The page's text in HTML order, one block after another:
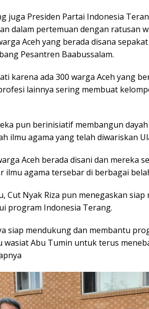
juga Presiden Partai Indonesia
dalam pertemuan dengan ratusan
Aceh yang berada disana
Pesantren Baabussalam.
karena ada 300 warga Aceh yang
lainnya sering membuat
pun berinisiatif membangun
ilmu agama yang telah diwariskan
Aceh berada disani dan mereka
ilmu agama tersebar di berbagai
Cut Nyak Riza pun menegaskan
program Indonesia Terang.
siap mendukung dan membantu
wasiat Abu Tumin untuk terus